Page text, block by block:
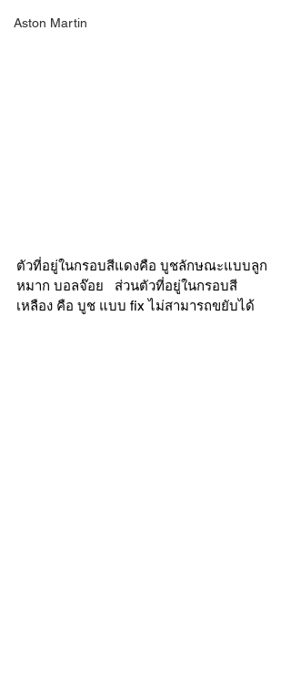
Aston Martin
ตัวที่อยู่ในกรอบสีแดงคือ บูชลักษณะแบบลูก
หมาก บอลจ๊อย   ส่วนตัวที่อยู่ในกรอบสี
เหลือง คือ บูช แบบ fix ไม่สามารถขยับได้